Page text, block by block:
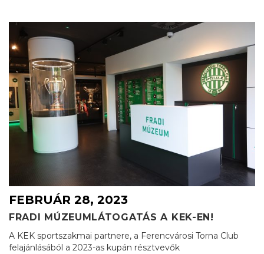
FEBRUÁR 28, 2023
FRADI MÚZEUMLÁTOGATÁS A KEK-EN!
A KEK sportszakmai partnere, a Ferencvárosi Torna Club
felajánlásából a 2023-as kupán résztvevők